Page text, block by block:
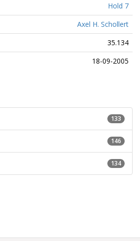
Hold 7
Axel H. Schollert
35.134
18-09-2005
133
146
134